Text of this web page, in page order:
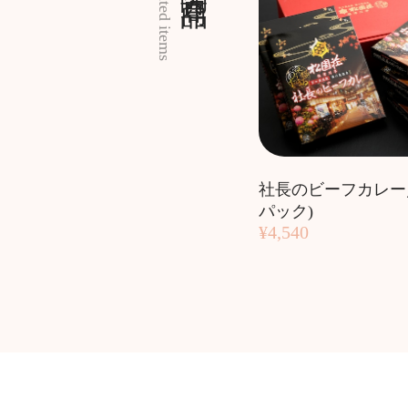
社長のビーフカレ
パック)
¥4,540